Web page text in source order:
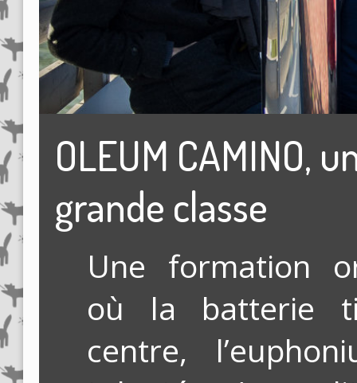
OLEUM CAMINO,
grande classe
Une formation
où la batterie
centre,